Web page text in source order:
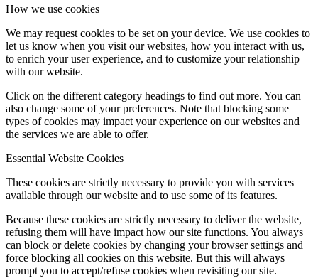
How we use cookies
We may request cookies to be set on your device. We use cookies to
let us know when you visit our websites, how you interact with us,
to enrich your user experience, and to customize your relationship
with our website.
Click on the different category headings to find out more. You can
also change some of your preferences. Note that blocking some
types of cookies may impact your experience on our websites and
the services we are able to offer.
Essential Website Cookies
These cookies are strictly necessary to provide you with services
available through our website and to use some of its features.
Because these cookies are strictly necessary to deliver the website,
refusing them will have impact how our site functions. You always
can block or delete cookies by changing your browser settings and
force blocking all cookies on this website. But this will always
prompt you to accept/refuse cookies when revisiting our site.